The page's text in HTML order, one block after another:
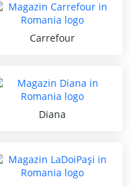
Carrefour
Diana